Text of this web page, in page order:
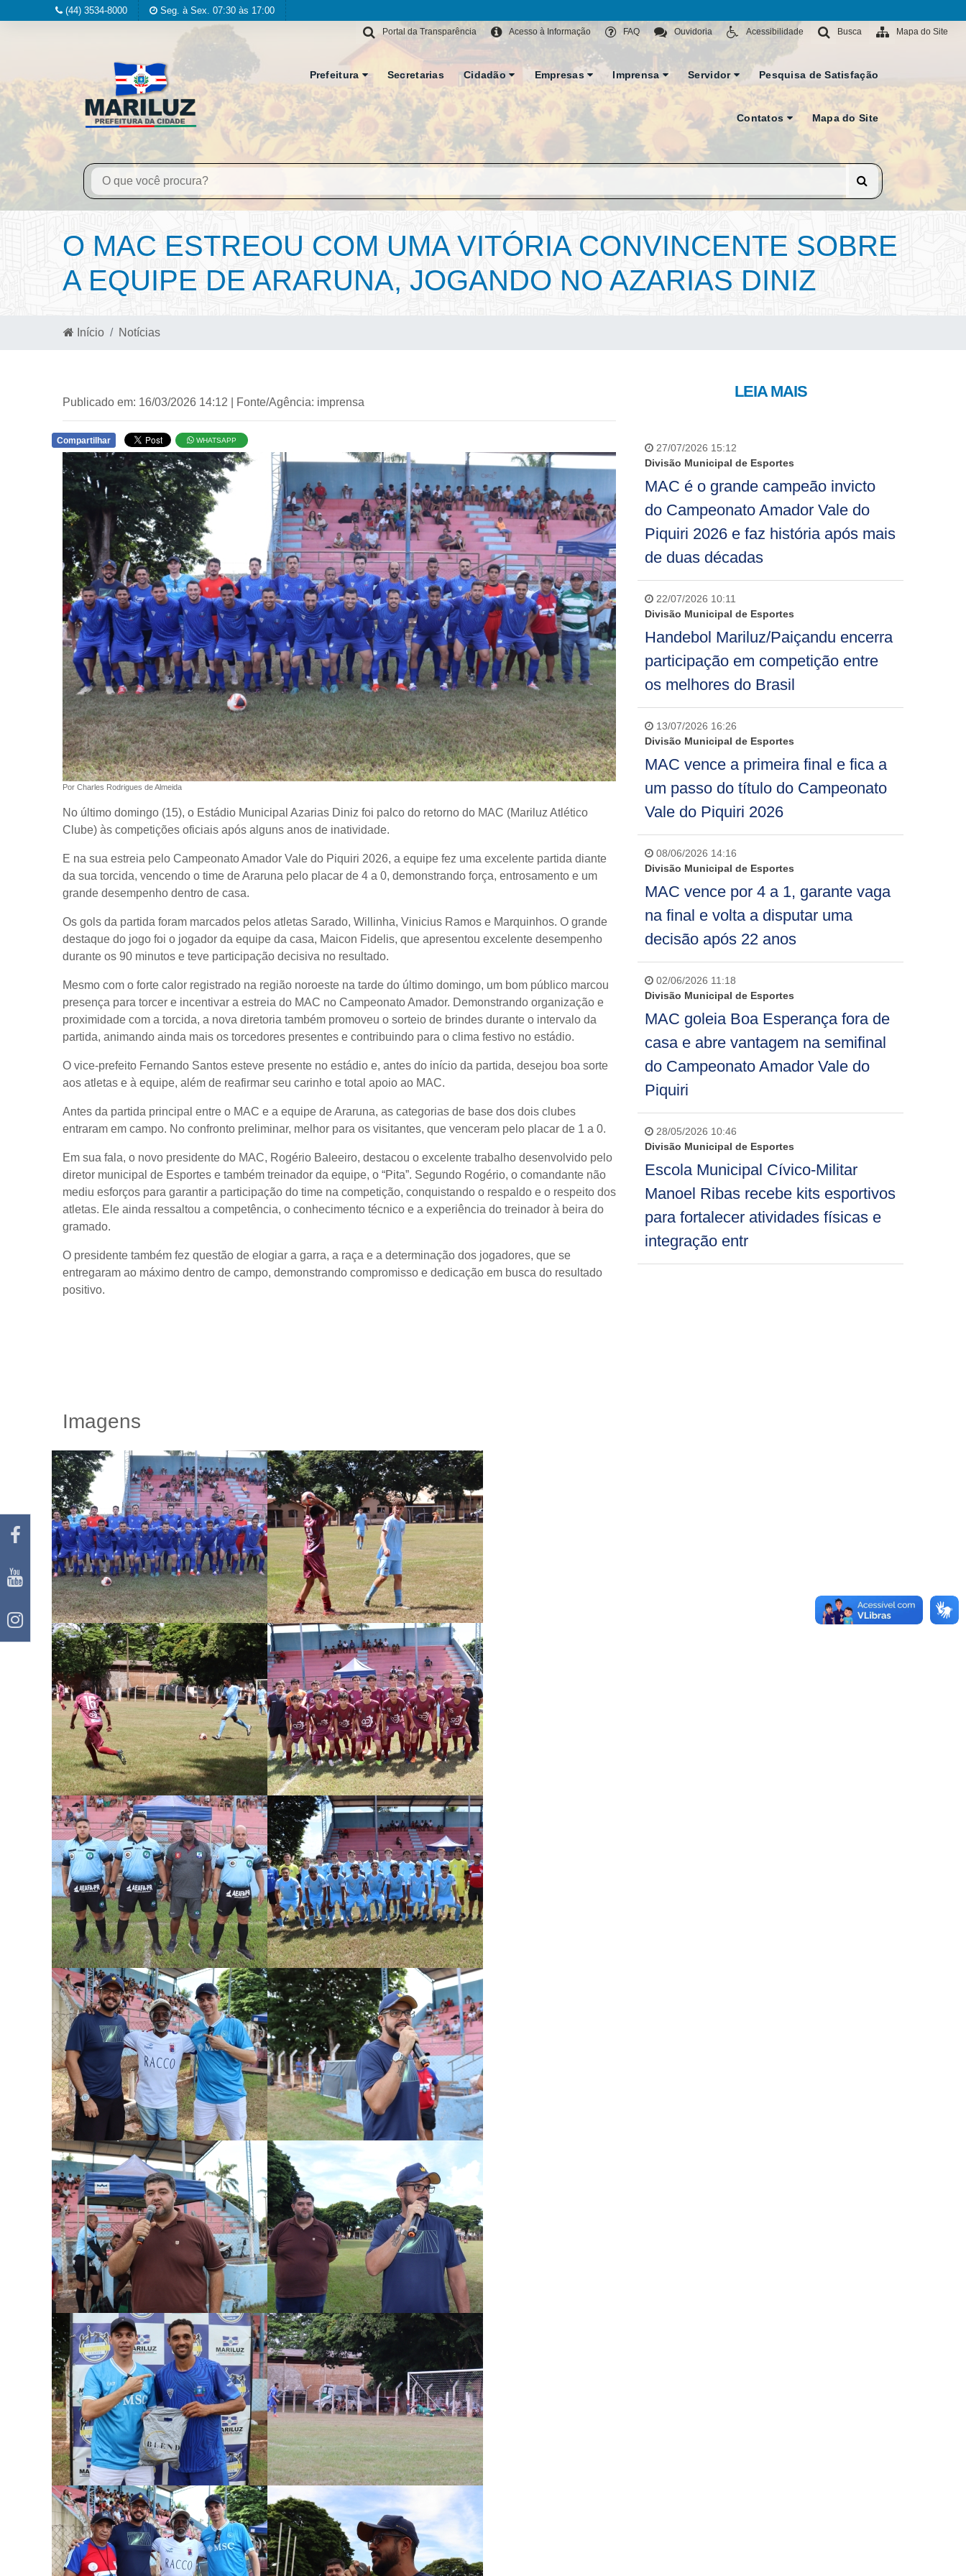
(44) 3534-8000 Seg. à Sex. 07:30 às 17:00
Mapa do Site
Busca
Acessibilidade
Ouvidoria
FAQ
Acesso à Informação
Portal da Transparência
Prefeitura Secretarias Cidadão Empresas Imprensa Servidor Pesquisa de Satisfação
Contatos Mapa do Site
O MAC ESTREOU COM UMA VITÓRIA CONVINCENTE SOBRE
A EQUIPE DE ARARUNA, JOGANDO NO AZARIAS DINIZ
Início Notícias
Publicado em: 16/03/2026 14:12 | Fonte/Agência: imprensa
Compartilhar WHATSAPP
Por Charles Rodrigues de Almeida
No último domingo (15), o Estádio Municipal Azarias Diniz foi palco do retorno do MAC (Mariluz Atlético
Clube) às competições oficiais após alguns anos de inatividade.
E na sua estreia pelo Campeonato Amador Vale do Piquiri 2026, a equipe fez uma excelente partida diante
da sua torcida, vencendo o time de Araruna pelo placar de 4 a 0, demonstrando força, entrosamento e um
grande desempenho dentro de casa.
Os gols da partida foram marcados pelos atletas Sarado, Willinha, Vinicius Ramos e Marquinhos. O grande
destaque do jogo foi o jogador da equipe da casa, Maicon Fidelis, que apresentou excelente desempenho
durante os 90 minutos e teve participação decisiva no resultado.
Mesmo com o forte calor registrado na região noroeste na tarde do último domingo, um bom público marcou
presença para torcer e incentivar a estreia do MAC no Campeonato Amador. Demonstrando organização e
proximidade com a torcida, a nova diretoria também promoveu o sorteio de brindes durante o intervalo da
partida, animando ainda mais os torcedores presentes e contribuindo para o clima festivo no estádio.
O vice-prefeito Fernando Santos esteve presente no estádio e, antes do início da partida, desejou boa sorte
aos atletas e à equipe, além de reafirmar seu carinho e total apoio ao MAC.
Antes da partida principal entre o MAC e a equipe de Araruna, as categorias de base dos dois clubes
entraram em campo. No confronto preliminar, melhor para os visitantes, que venceram pelo placar de 1 a 0.
Em sua fala, o novo presidente do MAC, Rogério Baleeiro, destacou o excelente trabalho desenvolvido pelo
diretor municipal de Esportes e também treinador da equipe, o “Pita”. Segundo Rogério, o comandante não
mediu esforços para garantir a participação do time na competição, conquistando o respaldo e o respeito dos
atletas. Ele ainda ressaltou a competência, o conhecimento técnico e a experiência do treinador à beira do
gramado.
O presidente também fez questão de elogiar a garra, a raça e a determinação dos jogadores, que se
entregaram ao máximo dentro de campo, demonstrando compromisso e dedicação em busca do resultado
positivo.
Imagens
LEIA MAIS
27/07/2026 15:12
Divisão Municipal de Esportes
MAC é o grande campeão invicto
do Campeonato Amador Vale do
Piquiri 2026 e faz história após mais
de duas décadas
22/07/2026 10:11
Divisão Municipal de Esportes
Handebol Mariluz/Paiçandu encerra
participação em competição entre
os melhores do Brasil
13/07/2026 16:26
Divisão Municipal de Esportes
MAC vence a primeira final e fica a
um passo do título do Campeonato
Vale do Piquiri 2026
08/06/2026 14:16
Divisão Municipal de Esportes
MAC vence por 4 a 1, garante vaga
na final e volta a disputar uma
decisão após 22 anos
02/06/2026 11:18
Divisão Municipal de Esportes
MAC goleia Boa Esperança fora de
casa e abre vantagem na semifinal
do Campeonato Amador Vale do
Piquiri
28/05/2026 10:46
Divisão Municipal de Esportes
Escola Municipal Cívico-Militar
Manoel Ribas recebe kits esportivos
para fortalecer atividades físicas e
integração entr